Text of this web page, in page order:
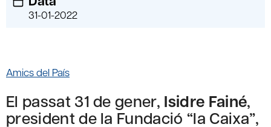
31-01-2022
Amics del País
El passat 31 de gener, Isidre Fainé,
president de la Fundació “la Caixa”,